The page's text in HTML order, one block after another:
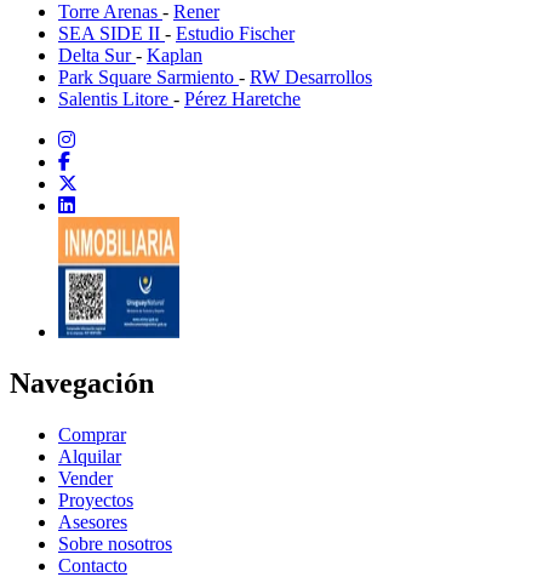
Torre Arenas - Rener
SEA SIDE II - Estudio Fischer
Delta Sur- Kaplan
Park Square Sarmiento - RW Desarrollos
Salentis Litore - Pérez Haretche
Navegación
Comprar
Alquilar
Vender
Proyectos
Asesores
Sobre nosotros
Contacto